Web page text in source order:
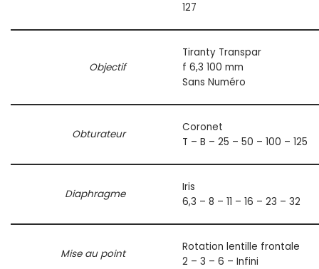
127
Objectif
Tiranty Transpar
f 6,3 100 mm
Sans Numéro
Obturateur
Coronet
T – B – 25 – 50 – 100 – 125
Diaphragme
Iris
6,3 – 8 – 11 – 16 – 23 – 32
Mise au point
Rotation lentille frontale
2 – 3 – 6 – Infini